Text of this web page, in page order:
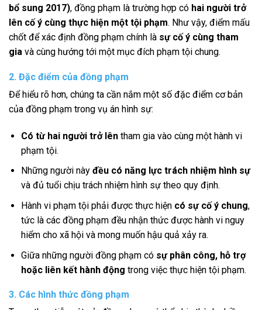
bổ sung 2017), đồng phạm là trường hợp có hai người trở
lên cố ý cùng thực hiện một tội phạm. Như vậy, điểm mấu
chốt để xác định đồng phạm chính là sự cố ý cùng tham
gia và cùng hướng tới một mục đích phạm tội chung.
2. Đặc điểm của đồng phạm
Để hiểu rõ hơn, chúng ta cần nắm một số đặc điểm cơ bản
của đồng phạm trong vụ án hình sự:
Có từ hai người trở lêntham gia vào cùng một hành vi
phạm tội.
Những người này đều có năng lực trách nhiệm hình sự
và đủ tuổi chịu trách nhiệm hình sự theo quy định.
Hành vi phạm tội phải được thực hiện có sự cố ý chung,
tức là các đồng phạm đều nhận thức được hành vi nguy
hiểm cho xã hội và mong muốn hậu quả xảy ra.
Giữa những người đồng phạm có sự phân công, hỗ trợ
hoặc liên kết hành động trong việc thực hiện tội phạm.
3. Các hình thức đồng phạm